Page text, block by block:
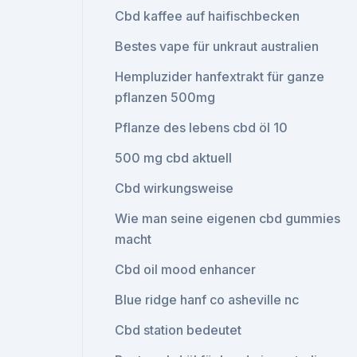
Cbd kaffee auf haifischbecken
Bestes vape für unkraut australien
Hempluzider hanfextrakt für ganze
pflanzen 500mg
Pflanze des lebens cbd öl 10
500 mg cbd aktuell
Cbd wirkungsweise
Wie man seine eigenen cbd gummies
macht
Cbd oil mood enhancer
Blue ridge hanf co asheville nc
Cbd station bedeutet